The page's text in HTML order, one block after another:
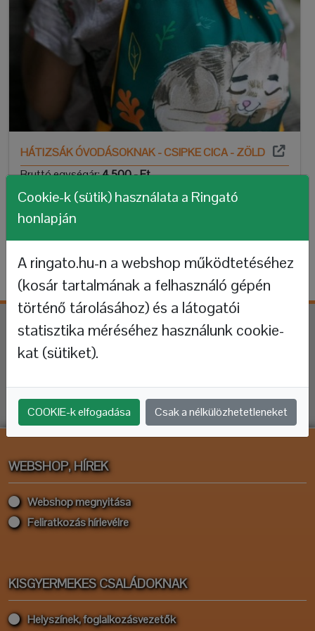
HÁTIZSÁK ÓVODÁSOKNAK - CSIPKE CICA - ZÖLD
Bruttó egységár:4.500,- Ft
(27% áfát tartalmaz)
WEBSHOP, HÍREK
Webshop megnyitása
Feliratkozás hírlevélre
KISGYERMEKES CSALÁDOKNAK
Helyszínek, foglalkozásvezetők
Cookie-k (sütik) használata a Ringató
honlapján
A ringato.hu-n a webshop működtetéséhez
(kosár tartalmának a felhasználó gépén
történő tárolásához) és a látogatói
statisztika méréséhez használunk cookie-
kat (sütiket).
COOKIE-k elfogadása Csak a nélkülözhetetleneket